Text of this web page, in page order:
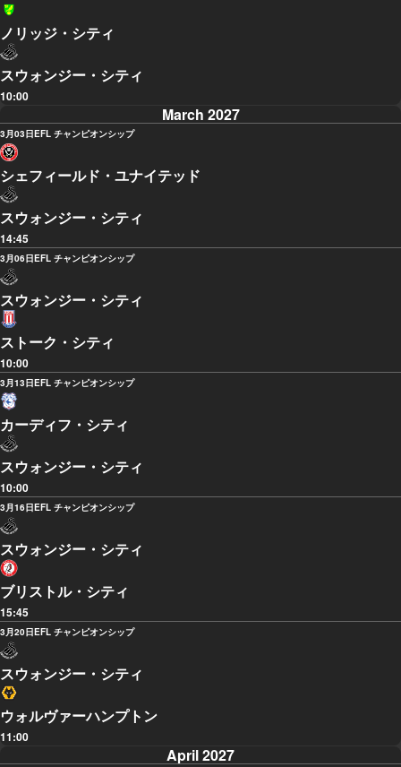
ノリッジ・シティ
スウォンジー・シティ
10:00
March 2027
3月03日EFL チャンピオンシップ
シェフィールド・ユナイテッド
スウォンジー・シティ
14:45
3月06日EFL チャンピオンシップ
スウォンジー・シティ
ストーク・シティ
10:00
3月13日EFL チャンピオンシップ
カーディフ・シティ
スウォンジー・シティ
10:00
3月16日EFL チャンピオンシップ
スウォンジー・シティ
ブリストル・シティ
15:45
3月20日EFL チャンピオンシップ
スウォンジー・シティ
ウォルヴァーハンプトン
11:00
April 2027